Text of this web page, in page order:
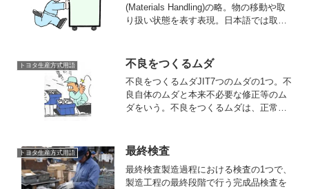
(Materials Handling)の略。物の移動や取
り扱い状態を表す表現。日本語では取り
管をするハードとソフトのすべて」を指
します。...
トヨタ生産方式用語 不良をつくるムダ
不良をつくるムダJIT7つのムダの1つ。不
良自体のムダと本来不必要な修正等のム
ダをいう。不良をつくるムダは、正常な
は不良を発生させ、不良の発生はクレー
トヨタ生産方式用語 最終検査
最終検査製造過程における検査の1つで、
製造工程の最終段階で行う完成品検査を